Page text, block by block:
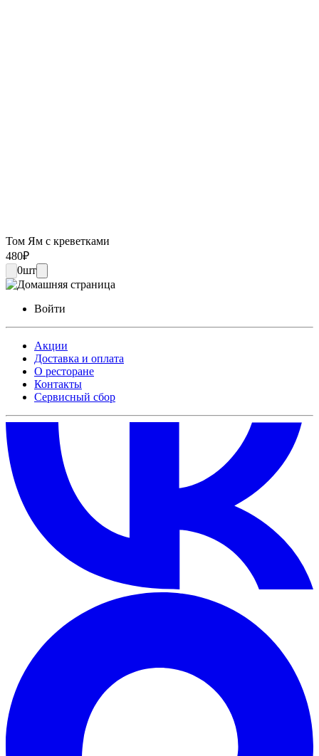
Том Ям с креветками
480₽
0шт
Войти
Акции
Доставка и оплата
О ресторане
Контакты
Сервисный сбор